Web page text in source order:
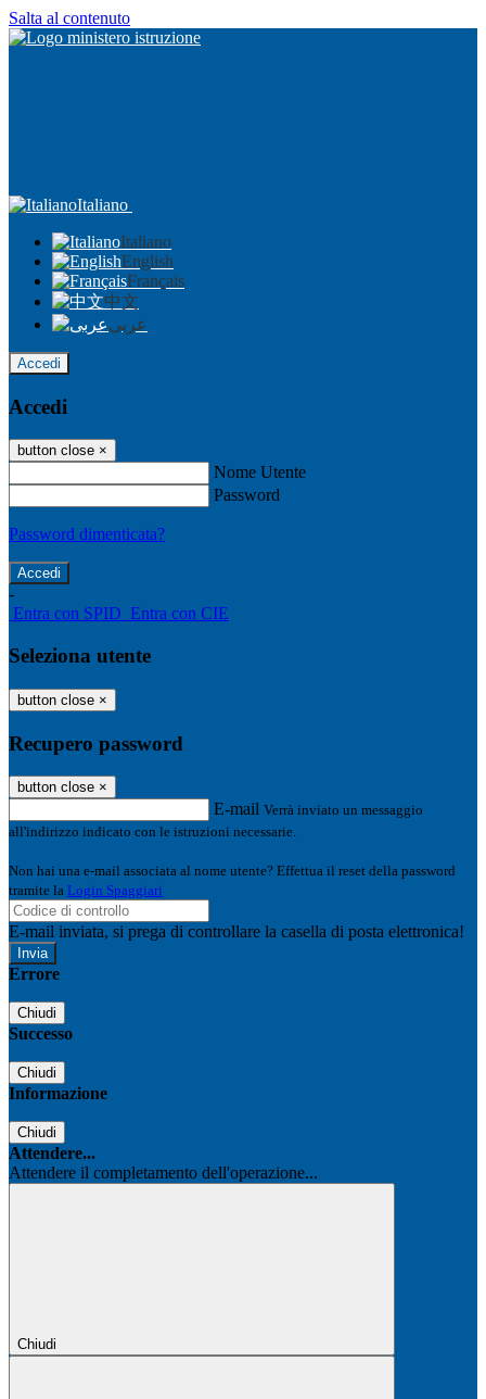
Salta al contenuto
Italiano
Italiano
English
Français
中文
عربى
Accedi
Accedi
button close ×
Nome Utente
Password
Password dimenticata?
-
Entra con SPID Entra con CIE
Seleziona utente
button close ×
Recupero password
button close ×
E-mail Verrà inviato un messaggio
all'indirizzo indicato con le istruzioni necessarie.
Non hai una e-mail associata al nome utente? Effettua il reset della password
tramite la Login Spaggiari
E-mail inviata, si prega di controllare la casella di posta elettronica!
Errore
Chiudi
Successo
Chiudi
Informazione
Chiudi
Attendere...
Attendere il completamento dell'operazione...
Chiudi